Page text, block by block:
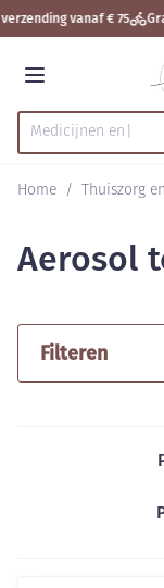
Ga naar de inhoud
1 van 1vanaf € 75
Menu
Product, merk,
Home / Thuiszorg
Aerosol
Filteren